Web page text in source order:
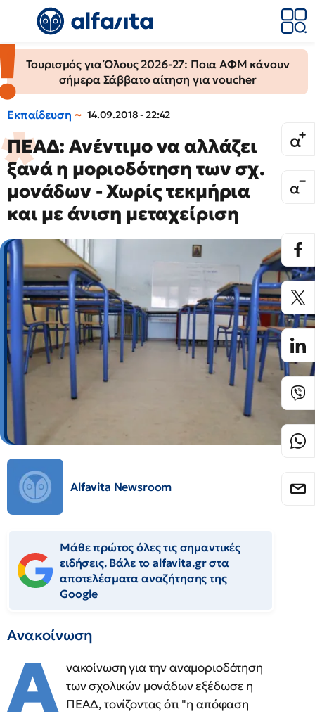
Τουρισμός για Όλους 2026-27: Ποια ΑΦΜ κάνουν
σήμερα Σάββατο αίτηση για voucher
Εκπαίδευση 14.09.2018 - 22:42
ΠΕΑΔ: Ανέντιμο να αλλάζει
ξανά η μοριοδότηση των σχ.
μονάδων - Χωρίς τεκμήρια
και με άνιση μεταχείριση
Alfavita Newsroom
Μάθε πρώτος όλες τις σημαντικές
ειδήσεις. Βάλε το alfavita.gr στα
αποτελέσματα αναζήτησης της
Google
Ανακοίνωση
Α νακοίνωση για την αναμοριοδότηση
των σχολικών μονάδων εξέδωσε η
ΠΕΑΔ, τονίζοντας ότι "η απόφαση